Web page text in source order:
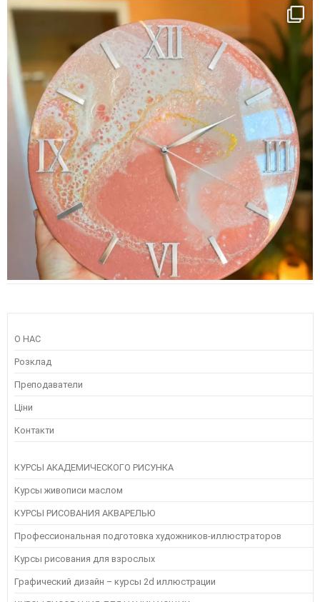
О НАС
Розклад
Преподаватели
Ціни
Контакти
КУРСЫ АКАДЕМИЧЕСКОГО РИСУНКА
Курсы живописи маслом
КУРСЫ РИСОВАНИЯ АКВАРЕЛЬЮ
Профессиональная подготовка художников-иллюстраторов
Курсы рисования для взрослых
Графический дизайн – курсы 2d иллюстрации